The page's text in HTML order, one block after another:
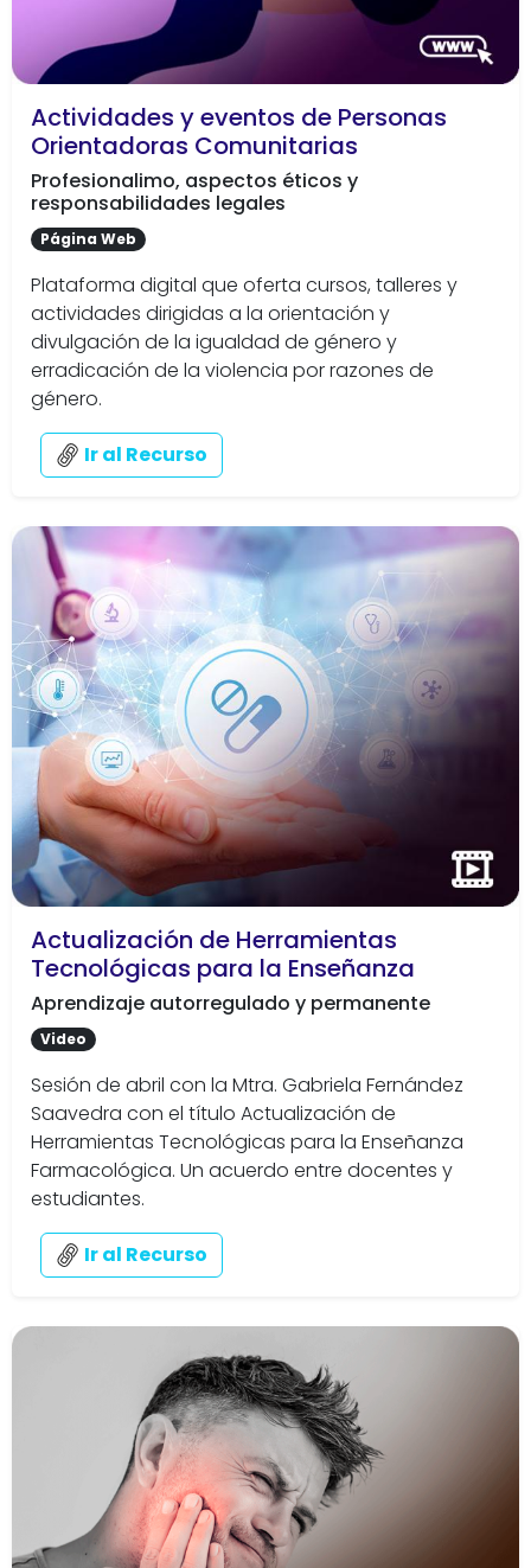
Actividades y eventos de Personas
Orientadoras Comunitarias
Profesionalimo, aspectos éticos y
responsabilidades legales
Página Web
Plataforma digital que oferta cursos, talleres y
actividades dirigidas a la orientación y
divulgación de la igualdad de género y
erradicación de la violencia por razones de
género.
Ir al Recurso
Actualización de Herramientas
Tecnológicas para la Enseñanza
Aprendizaje autorregulado y permanente
Video
Sesión de abril con la Mtra. Gabriela Fernández
Saavedra con el título Actualización de
Herramientas Tecnológicas para la Enseñanza
Farmacológica. Un acuerdo entre docentes y
estudiantes.
Ir al Recurso